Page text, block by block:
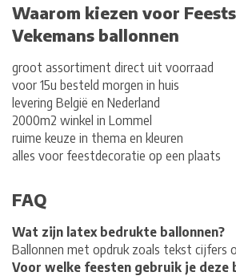
Waarom kiezen voor
Vekemans ballonnen
groot assortiment direct uit voorraad
voor 15u besteld morgen in huis
levering België en Nederland
2000m2 winkel in Lommel
ruime keuze in thema en kleuren
alles voor feestdecoratie op een plaats
FAQ
Wat zijn latex bedrukte ballonnen?
Ballonnen met opdruk zoals tekst cijfers
Voor welke feesten gebruik je deze